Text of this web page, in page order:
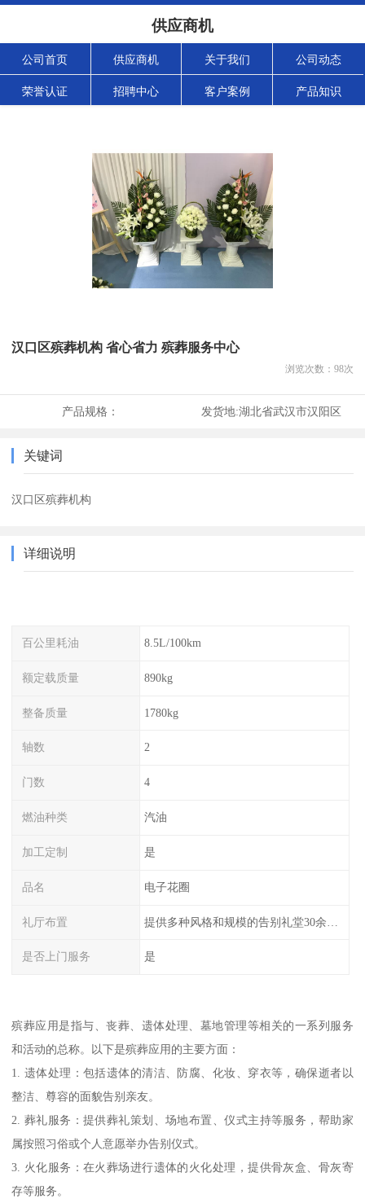
供应商机
公司首页 供应商机 关于我们 公司动态
荣誉认证 招聘中心 客户案例 产品知识
汉口区殡葬机构 省心省力 殡葬服务中心
浏览次数： 98次
产品规格： 发货地:湖北省武汉市汉阳区
关键词
汉口区殡葬机构
详细说明
百公里耗油 8.5L/100km
额定载质量 890kg
整备质量 1780kg
轴数 2
门数 4
燃油种类 汽油
加工定制 是
品名 电子花圈
礼厅布置
是否上门服务 是
殡葬应用是指与、丧葬、遗体处理、墓地管理等相关的一系列服务
和活动的总称。以下是殡葬应用的主要方面：
1. 遗体处理：包括遗体的清洁、防腐、化妆、穿衣等，确保逝者以
整洁、尊容的面貌告别亲友。
2. 葬礼服务：提供葬礼策划、场地布置、仪式主持等服务，帮助家
属按照习俗或个人意愿举办告别仪式。
3. 火化服务：在火葬场进行遗体的火化处理，提供骨灰盒、骨灰寄
存等服务。